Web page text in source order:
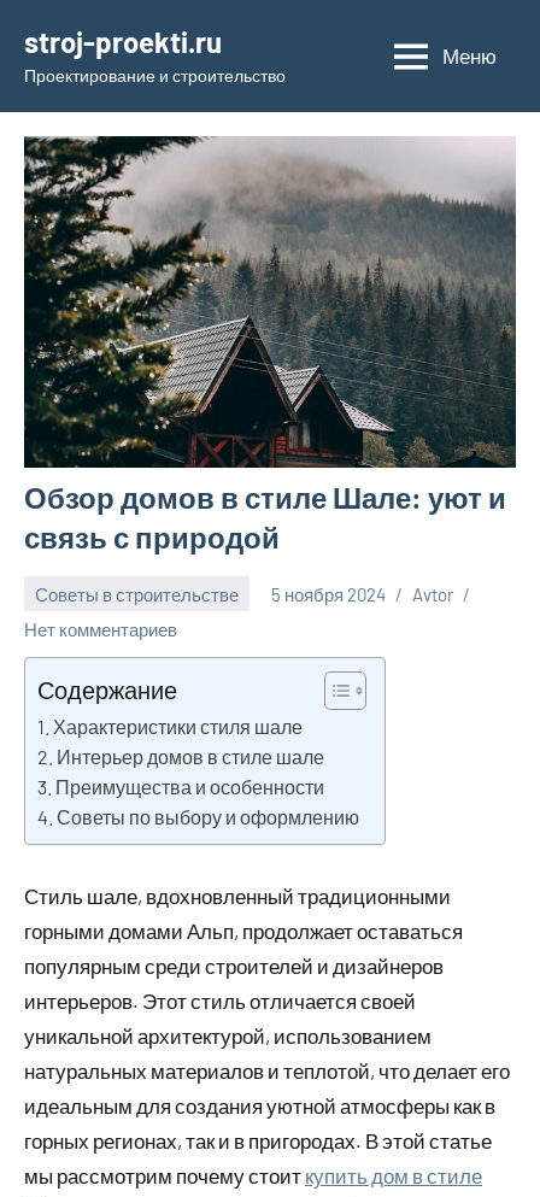
содержимому
stroj-proekti.ru
Проектирование и строительство
Меню
Обзор домов в стиле Шале: уют и
связь с природой
Советы в строительстве 5 ноября 2024
Avtor
Нет комментариев
Содержание
Характеристики стиля шале
Интерьер домов в стиле шале
Преимущества и особенности
Советы по выбору и оформлению
Стиль шале, вдохновленный традиционными
горными домами Альп, продолжает оставаться
популярным среди строителей и дизайнеров
интерьеров. Этот стиль отличается своей
уникальной архитектурой, использованием
натуральных материалов и теплотой, что делает его
идеальным для создания уютной атмосферы как в
горных регионах, так и в пригородах. В этой статье
мы рассмотрим почему стоит купить дом в стиле